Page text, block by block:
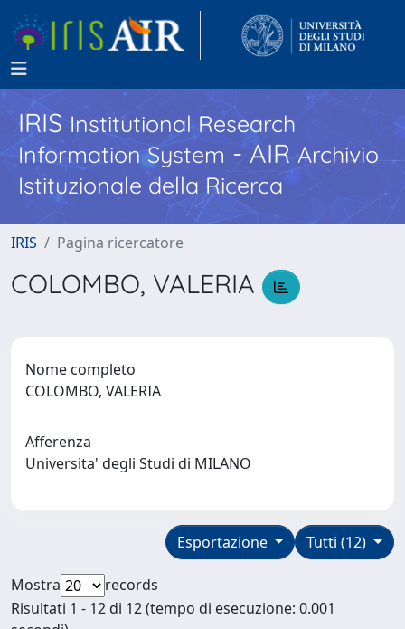
IRISInstitutional Research
Information System - AIR Archivio
Istituzionale della Ricerca
IRIS Pagina ricercatore
COLOMBO, VALERIA
Nome completo
COLOMBO, VALERIA
Afferenza
Universita' degli Studi di MILANO
Tutti (12)
Esportazione
Mostra
records
Risultati 1 - 12 di 12 (tempo di esecuzione: 0.001